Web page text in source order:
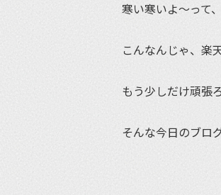
寒い寒いよ〜って
こんなんじゃ、楽
もう少しだけ頑張
そんな今日のブロ